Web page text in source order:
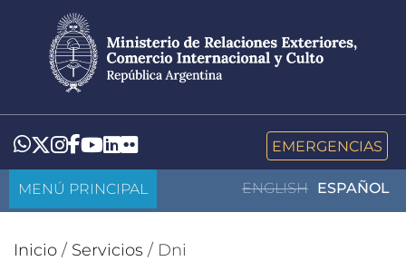
contenido
principal
Whatsapp
Twitter
Instagram
Facebook
YouTube
LinkedIn
Flickr EMERGENCIAS
ENGLISH ESPAÑOL
MENÚ PRINCIPAL
Inicio / Servicios / Dni